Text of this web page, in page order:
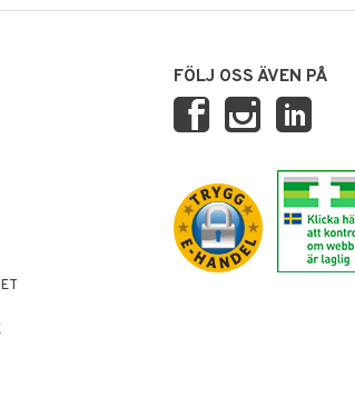
FÖLJ OSS ÄVEN PÅ